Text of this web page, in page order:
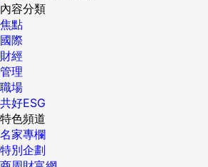
內容分類
焦點
國際
財經
管理
職場
共好ESG
特色頻道
名家專欄
特別企劃